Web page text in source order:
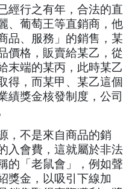
經行之有年，合法的直
、葡萄王等直銷商，他
品、服務」的銷售，某
價格，販賣給某乙，從
末端的某丙，此時某乙
得，而某甲、某乙這個
績獎金核發制度，公司
，不是來自商品的銷
入會費，這就屬於非法
的「老鼠會」，例如聲
獎金，以吸引下線加